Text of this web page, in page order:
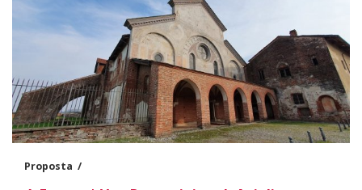
Proposta